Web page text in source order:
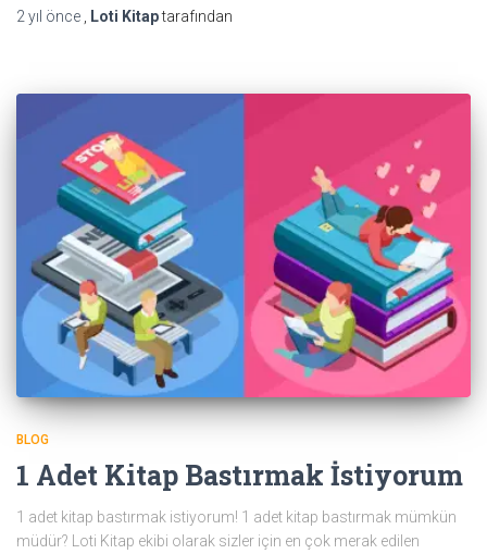
2 yıl önce Loti Kitaptarafından
BLOG
1 Adet Kitap Bastırmak İstiyorum
1 adet kitap bastırmak istiyorum! 1 adet kitap bastırmak mümkün
müdür? Loti Kitap ekibi olarak sizler için en çok merak edilen